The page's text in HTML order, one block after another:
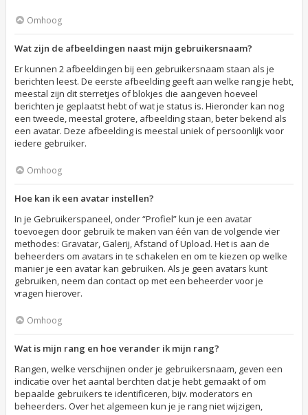
Omhoog
Wat zijn de afbeeldingen naast mijn gebruikersnaam?
Er kunnen 2 afbeeldingen bij een gebruikersnaam staan als je
berichten leest. De eerste afbeelding geeft aan welke rang je hebt,
meestal zijn dit sterretjes of blokjes die aangeven hoeveel
berichten je geplaatst hebt of wat je status is. Hieronder kan nog
een tweede, meestal grotere, afbeelding staan, beter bekend als
een avatar. Deze afbeelding is meestal uniek of persoonlijk voor
iedere gebruiker.
Omhoog
Hoe kan ik een avatar instellen?
In je Gebruikerspaneel, onder “Profiel” kun je een avatar
toevoegen door gebruik te maken van één van de volgende vier
methodes: Gravatar, Galerij, Afstand of Upload. Het is aan de
beheerders om avatars in te schakelen en om te kiezen op welke
manier je een avatar kan gebruiken. Als je geen avatars kunt
gebruiken, neem dan contact op met een beheerder voor je
vragen hierover.
Omhoog
Wat is mijn rang en hoe verander ik mijn rang?
Rangen, welke verschijnen onder je gebruikersnaam, geven een
indicatie over het aantal berchten dat je hebt gemaakt of om
bepaalde gebruikers te identificeren, bijv. moderators en
beheerders. Over het algemeen kun je je rang niet wijzigen,